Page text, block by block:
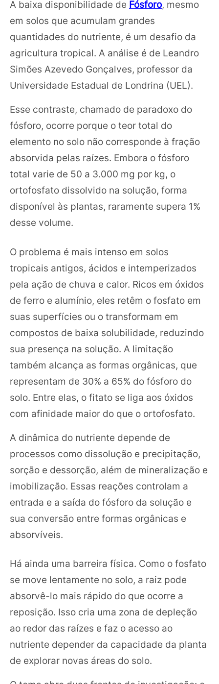
A baixa disponibilidade de Fósforo, mesmo
em solos que acumulam grandes
quantidades do nutriente, é um desafio da
agricultura tropical. A análise é de Leandro
Simões Azevedo Gonçalves, professor da
Universidade Estadual de Londrina (UEL).
Esse contraste, chamado de paradoxo do
fósforo, ocorre porque o teor total do
elemento no solo não corresponde à fração
absorvida pelas raízes. Embora o fósforo
total varie de 50 a 3.000 mg por kg, o
ortofosfato dissolvido na solução, forma
disponível às plantas, raramente supera 1%
desse volume.
O problema é mais intenso em solos
tropicais antigos, ácidos e intemperizados
pela ação de chuva e calor. Ricos em óxidos
de ferro e alumínio, eles retêm o fosfato em
suas superfícies ou o transformam em
compostos de baixa solubilidade, reduzindo
sua presença na solução. A limitação
também alcança as formas orgânicas, que
representam de 30% a 65% do fósforo do
solo. Entre elas, o fitato se liga aos óxidos
com afinidade maior do que o ortofosfato.
A dinâmica do nutriente depende de
processos como dissolução e precipitação,
sorção e dessorção, além de mineralização e
imobilização. Essas reações controlam a
entrada e a saída do fósforo da solução e
sua conversão entre formas orgânicas e
absorvíveis.
Há ainda uma barreira física. Como o fosfato
se move lentamente no solo, a raiz pode
absorvê-lo mais rápido do que ocorre a
reposição. Isso cria uma zona de depleção
ao redor das raízes e faz o acesso ao
nutriente depender da capacidade da planta
de explorar novas áreas do solo.